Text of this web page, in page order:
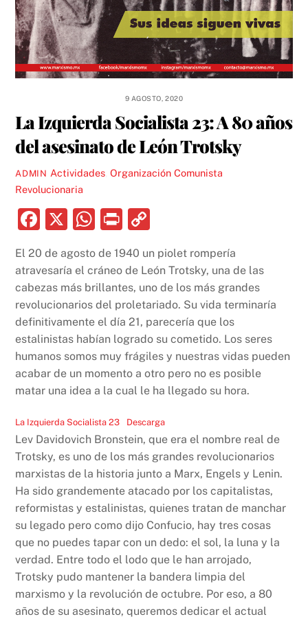
9 AGOSTO, 2020
La Izquierda Socialista 23: A 80 años
del asesinato de León Trotsky
ADMIN Actividades, Organización Comunista
Revolucionaria
F
c
e
b
o
o
k
X
W
at
s
A
p
p
P
nt p
y
Li
n
k
El 20 de agosto de 1940 un piolet rompería
atravesaría el cráneo de León Trotsky, una de las
cabezas más brillantes, uno de los más grandes
revolucionarios del proletariado. Su vida terminaría
definitivamente el día 21, parecería que los
estalinistas habían logrado su cometido. Los seres
humanos somos muy frágiles y nuestras vidas pueden
acabar de un momento a otro pero no es posible
matar una idea a la cual le ha llegado su hora.
La Izquierda Socialista 23 Descarga
Lev Davidovich Bronstein, que era el nombre real de
Trotsky, es uno de los más grandes revolucionarios
marxistas de la historia junto a Marx, Engels y Lenin.
Ha sido grandemente atacado por los capitalistas,
reformistas y estalinistas, quienes tratan de manchar
su legado pero como dijo Confucio, hay tres cosas
que no puedes tapar con un dedo: el sol, la luna y la
verdad. Entre todo el lodo que le han arrojado,
Trotsky pudo mantener la bandera limpia del
marxismo y la revolución de octubre. Por eso, a 80
años de su asesinato, queremos dedicar el actual